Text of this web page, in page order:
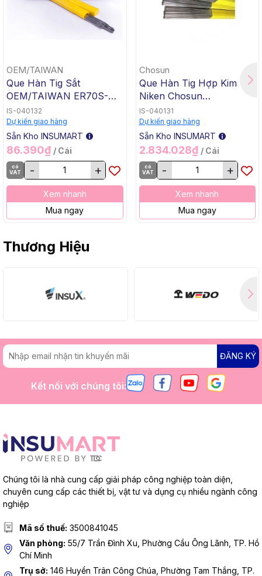
OEM/TAIWAN
Que Hàn Tig Sắt
OEM/TAIWAN ER70S-G
TG-50, 1.6x1000mm, 5 Kg
/ Hộp, 20 Kg / Thùng
IS-040132
Dự kiến giao hàng
Sẵn Kho INSUMART
86.390₫ / Cái
có
VAT
- +
Xem nhanh
Mua ngay
Chosun
Que Hàn Tig Hợp Kim
Niken Chosun
ERNiCrMo-3 TGC-625,
2.4x1000mm, 5 Kg / Hộp,
20 Kg / Thùng
IS-040131
Dự kiến giao hàng
Sẵn Kho INSUMART
2.834.028₫ / Cái
có
VAT
- +
Xem nhanh
Mua ngay
Thương Hiệu
ĐĂNG KÝ
Kết nối với chúng tôi:
Chúng tôi là nhà cung cấp giải pháp công nghiệp toàn diện,
chuyên cung cấp các thiết bị, vật tư và dụng cụ nhiều ngành công
nghiệp
Mã số thuế: 3500841045
Văn phòng: 55/7 Trần Đình Xu, Phường Cầu Ông Lãnh, TP. Hồ
Chí Minh
Trụ sở: 146 Huyền Trân Công Chúa, Phường Tam Thắng, TP.